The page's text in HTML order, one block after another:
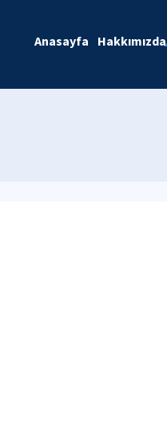
Anasayfa Hakkımızda